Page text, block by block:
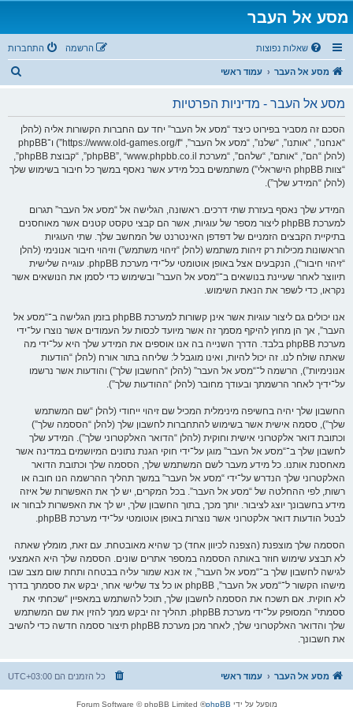
מסע אל העבר
שאלות נפוצות התחברות הרשמה
מסע אל העבר עמוד ראשי
מסע אל העבר - מדיניות הפרטיות
הסכם זה מסביר בפירוט כיצד “מסע אל העבר” יחד עם החברות הקשורות אליה (להלן
“אנחנו”, “אותנו”, “שלנו”, “מסע אל העבר”, “https://www.old-games.org/f”) ו־phpBB
(להלן “הם”, “אותם”, “שלהם”, “מערכת phpBB”, “www.phpbb.co.il”, “קבוצת phpBB”,
“צוות phpBB הישראלי”) משתמשים בכל מידע אשר נאסף במשך כל חיבור בשימוש שלך
(להלן “המידע שלך”).
המידע שלך נאסף בעזרת שתי דרכים. ראשונה, הגלישה אל “מסע אל העבר” תגרום
למערכת phpBB ליצור מספר של עוגיות, אשר הם קבצי טקסט קטנים אשר מאוחסנים
בתיקיית הקבצים הזמניים של דפדפן האינטרנט של המחשב שלך. שתי העוגיות
הראשונות מכילות רק זיהות משתמש (להלן “זיהוי משתמש”) וזיהוי חיבור אנונימי (להלן
“זיהוי חיבור”), הנקבעים אצל באופן אוטומטי על־ידי מערכת phpBB. עוגייה שלישית
תיווצר לאחר שעיינת בנושאים ב־“מסע אל העבר” ובשימוש כדי לסמן את הנושאים אשר
נקראו, כדי לשפר את הנאת השימוש.
אנו יכולים גם ליצור עוגיות אשר אינן קשורות למערכת phpBB בזמן הגלישה ב־“מסע אל
העבר”, אך הן מחוץ להיקף מסמך זה אשר מיועד לכסות על העמודים אשר נוצרו על־ידי
מערכת phpBB בלבד. הדרך השנייה בה אנו אוספים את המידע שלך היא על־ידי מה
שאתה שולח לנו. זה יכול להיות, ואינו מוגבל ל: שליחה בתור אורח (להלן “הודעות
אנונימיות”), הרשמה ל־“מסע אל העבר” (להלן “החשבון שלך”) והודעות אשר נרשמו
על־ידיך לאחר הרשמתך ובעודך מחובר (להלן “ההודעות שלך”).
החשבון שלך יהיה בחשיפה מינימלית המכיל שם זיהוי ייחודי (להלן “שם המשתמש
שלך”), ססמה אישית אשר בשימוש להתחברות לחשבון שלך (להלן “הססמה שלך”)
וכתובת דואר אלקטרוני אישית וחוקית (להלן “הדואר האלקטרוני שלך”). המידע שלך
לחשבון שלך ב־“מסע אל העבר” מוגן על־ידי חוקי הגנת נתונים המיושמים במדינה אשר
מאחסנת אותנו. כל מידע מעבר לשם המשתמש שלך, הססמה שלך וכתובת הדואר
האלקטרוני שלך הנדרש על־ידי “מסע אל העבר” במשך תהליך ההרשמה הנו חובה או
רשות, לפי ההחלטה של “מסע אל העבר”. בכל המקרים, יש לך את האפשרות של איזה
מידע בחשבונך יוצג לציבור. יותך מכך, בתוך החשבון שלך, יש לך את האפשרות לבחור או
לבטל הודעות דואר אלקטרוני אשר נוצרות באופן אוטומטי על־ידי מערכת phpBB.
הססמה שלך מוצפנת (הצפנה לכיוון אחד) כך שהיא מאובטחת. עם זאת, מומלץ שאתה
לא תבצע שימוש חוזר באותה הססמה במספר אתרים שונים. הססמה שלך היא האמצעי
לגישה לחשבון שלך ב־“מסע אל העבר”, אז אנא שמור עליה בבטחה ותחת שום מצב שבו
מישהו הקשור ל־“מסע אל העבר”, phpBB או כל צד שלישי אחר, יבקש את ססמתך בדרך
לא חוקית. אם תשכח את הססמה לחשבון שלך, תוכל להשתמש במאפיין “שכחתי את
ססמתי” המסופק על־ידי מערכת phpBB. תהליך זה יבקש ממך להזין את שם המשתמש
שלך והדואר האלקטרוני שלך, לאחר מכן מערכת phpBB תיצור ססמה חדשה כדי להשיב
את חשבונך.
מסע אל העבר עמוד ראשי כל הזמנים הם UTC+03:00
מופעל על ידי phpBB
® Forum Software © phpBB Limited